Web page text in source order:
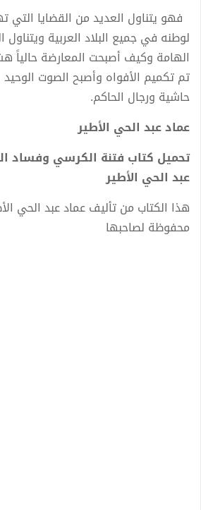
فهو يتناول العديد من القضايا
لوطنه في جميع البلاد العربية ويتناول
الهامة وكيف أصبحت المعارضة حالياً
تم تكميم الأفواه وأصبح الصوت
حاشية ورجال الحاكم.
عماد عبد الحي الأطير
عبد الحي الأطير
هذا الكتاب من تأليف عماد عبد الحي
محفوظة لصاحبها